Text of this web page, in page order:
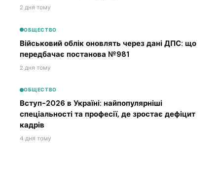
2 дня тому
ОБЩЕСТВО
Військовий облік оновлять через дані ДПС: що
передбачає постанова №981
2 дня тому
ОБЩЕСТВО
Вступ-2026 в Україні: найпопулярніші
спеціальності та професії, де зростає дефіцит
кадрів
4 дня тому